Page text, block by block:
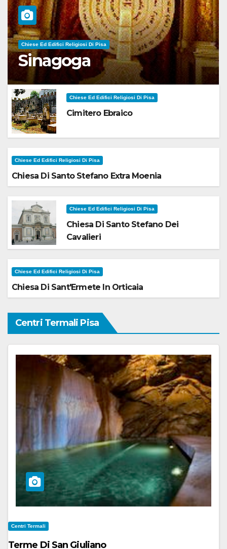
Chiese Ed Edifici Religiosi Di Pisa
Sinagoga
Chiese Ed Edifici Religiosi Di Pisa
Cimitero Ebraico
Chiese Ed Edifici Religiosi Di Pisa
Chiesa Di Santo Stefano Extra Moenia
Chiese Ed Edifici Religiosi Di Pisa
Chiesa Di Santo Stefano Dei
Cavalieri
Chiese Ed Edifici Religiosi Di Pisa
Chiesa Di Sant'Ermete In Orticaia
Centri Termali Pisa
Centri Termali
Terme Di San Giuliano